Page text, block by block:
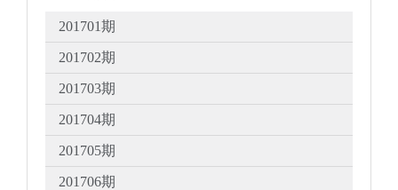
201701期
201702期
201703期
201704期
201705期
201706期